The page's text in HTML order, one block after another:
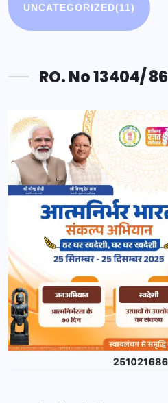
UNCATEGORIZED(11)
RO. No 13404/ 86